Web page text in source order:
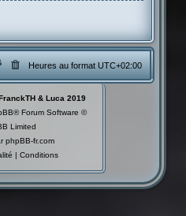
Heures au formatUTC+02:00
& Luca 2019
® Forum Software ©
Limited
phpBB-fr.com
| Conditions